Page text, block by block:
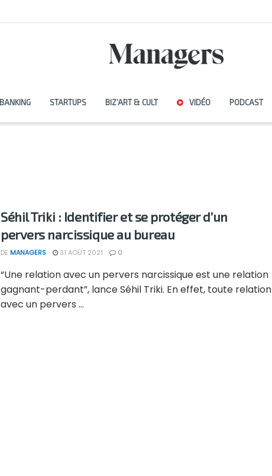
BANKING STARTUPS BIZ’ART & CULT VIDÉO PODCAST
Séhil Triki : Identifier et se protéger d’un
pervers narcissique au bureau
DE MANAGERS 31 AOÛT 2021 0
“Une relation avec un pervers narcissique est une relation
gagnant-perdant”, lance Séhil Triki. En effet, toute relation
avec un pervers ...